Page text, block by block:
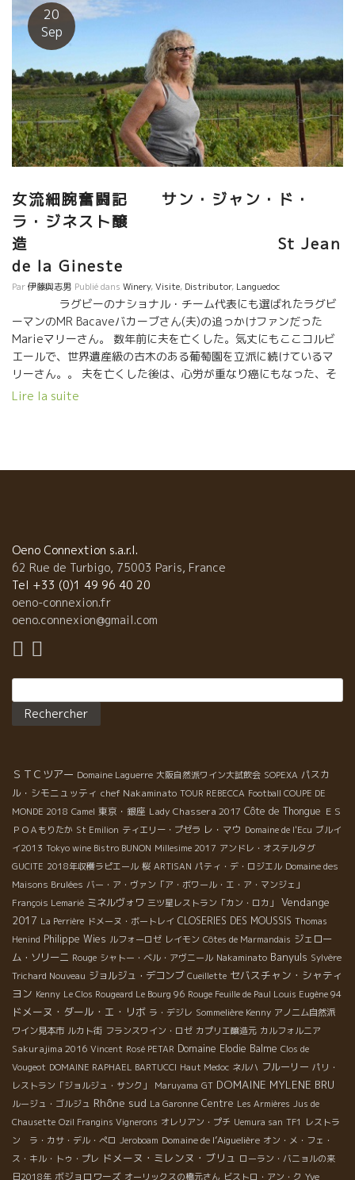
をかけている。 今日ここコルビエールは炎天下ほぼ４０度近い。
プールがあるのを見た日野さんは今、店でも急上昇の人気となっ
ているロゼワインのプロモーション・ビデオを撮る。
St Jean de La Ginesteのカミーユも参加。 日
野さん、なかなかの役者でありプロデューサー、兼 、司会。
190ｃｍの身長の日野さんは、まさに俳優のようだ。 首都圏内に
お住みの皆さんへ サカガミ店には、トビッキリ美味しいワインが
美味しい食材と一緒に購入できますよ。 お店にPASSIONが溢れて
いますよ。
20
Sep
女流細腕奮闘記 サン・ジャン・ド・
ラ・ジネスト醸
造 St Jean
de la Gineste
Par伊藤與志男 Publié dans Winery,Visite, Distributor, Languedoc
ラグビーのナショナル・チーム代表にも選ばれたラグビ
ーマンのMR Bacaveバカーブさん(夫)の追っかけファンだった
Marieマリーさん。 数年前に夫を亡くした。気丈にもここコルビ
エールで、世界遺産級の古木のある葡萄園を立派に続けているマ
リーさん。。 夫を亡くした後は、心労が重なり癌にもなった、そ
れも克服した。 今はすべてを乗り越えて、人間として一階段上の
Lire la suite
Oeno Connextion s.a.r.l.
62 Rue de Turbigo, 75003 Paris, France
Tel +33 (0)1 49 96 40 20
oeno-connexion.fr
oeno.connexion@gmail.com
ＳＴＣツアー Domaine Laguerre 大阪自然派ワイン大試飲会 SOPEXA パスカ
ル・シモニュッティ chef Nakaminato TOUR REBECCA Football COUPE DE
MONDE 2018 Camel 東京・銀座 Lady Chassera 2017 Côte de Thongue ＥＳ
ＰＯＡもりたか St Emilion ティエリー・プゼラ レ・マウ Domaine de l'Ecu ブルイ
イ2013 Tokyo wine Bistro BUNON Millesime 2017 アンドレ・オステルタグ
GUCITE 2018年収穫ラピエール 桜 ARTISAN パティ・デ・ロジエル Domaine des
Maisons Brulées バー・ア・ヴァン「ア・ボワール・エ・ア・マンジェ」
François Lemarié ミネルヴォワ 三ツ星レストラン「カン・ロカ」
Vendange
2017 La Perrière ドメーヌ・ボートレイ CLOSERIES DES MOUSSIS Thomas
Henind Philippe Wies ルフォーロゼ レイモン Côtes de Marmandais ジェロー
ム・ソリーニ Rouge シャトー・ベル・アヴニール Nakaminato Banyuls Sylvère
Trichard Nouveau ジョルジュ・デコンブ Cueillette セバスチャン・シャティ
ヨン Kenny Le Clos Rougeard Le Bourg 96 Rouge Feuille de Paul Louis Eugène 94
ドメーヌ・ダール・エ・リボ ラ・デジレ Sommelière Kenny アノニム自然派
ワイン見本市 ルカト街 フランスワイン・ロゼ カプリエ醸造元 カルフォルニア
Sakurajima 2016 Vincent Rosé PETAR Domaine Elodie Balme Clos de
Vougeot DOMAINE RAPHAEL BARTUCCI Haut Medoc ネルハ フルーリー パリ・
レストラン「ジョルジュ・サンク」
Maruyama GT DOMAINE MYLENE BRU
ルージュ・ゴルジュ Rhône sud La Garonne Centre Les Armières Jus de
Chausette Ozil Frangins Vignerons オレリアン・プチ Uemura san TF1 レストラ
ン ラ・カサ・デル・ぺロ Jeroboam Domaine de l’Aiguelière オン・メ・フェ・
ス・キル・トゥ・プレ ドメーヌ・ミレンヌ・ブリュ ローラン・バニョルの来
日2018年 ボジョロワーズ オーリックスの橋元さん ビストロ・アン・ク Yve